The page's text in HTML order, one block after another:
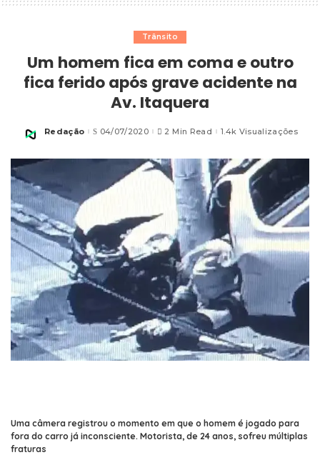
Trânsito
Um homem fica em coma e outro
fica ferido após grave acidente na
Av. Itaquera
Posted
Redação 04/07/2020 2 Min Read 1.4k Visualizações
Uma câmera registrou o momento em que o homem é jogado para
fora do carro já inconsciente. Motorista, de 24 anos, sofreu múltiplas
fraturas